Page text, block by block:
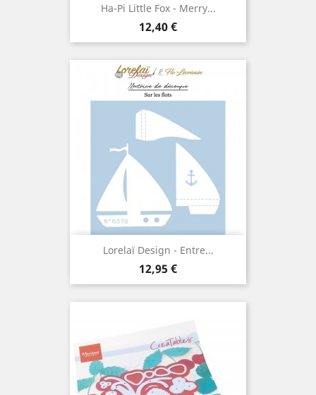
Ha-Pi Little Fox - Merry...
Prix
12,40 €
Lorelaï Design - Entre...
Prix
12,95 €